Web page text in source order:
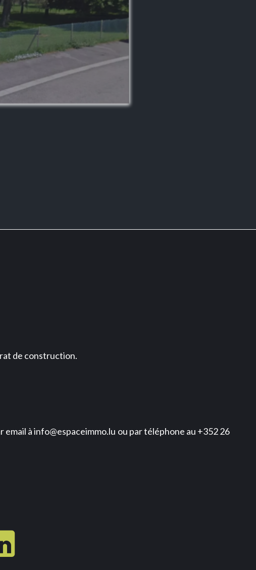
de construction.
à info@espaceimmo.lu ou par téléphone au +352 26